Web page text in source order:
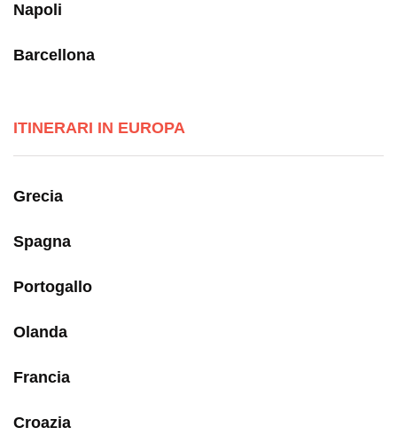
Napoli
Barcellona
ITINERARI IN EUROPA
Grecia
Spagna
Portogallo
Olanda
Francia
Croazia